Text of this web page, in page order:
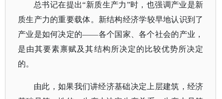
总书记在提出“新质生产力”时，也强调产业是新
质生产力的重要载体。新结构经济学较早地认识到了
产业是如何决定的——各个国家、各个社会的产业，
是由其要素禀赋及其结构所决定的比较优势所决定
的。
由此， 如果我们讲经济基础决定上层建筑，经济